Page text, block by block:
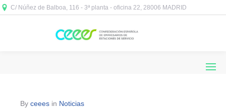
C/ Núñez de Balboa, 116 - 3ª planta - oficina 22, 28006 MADRID
By ceees in Noticias